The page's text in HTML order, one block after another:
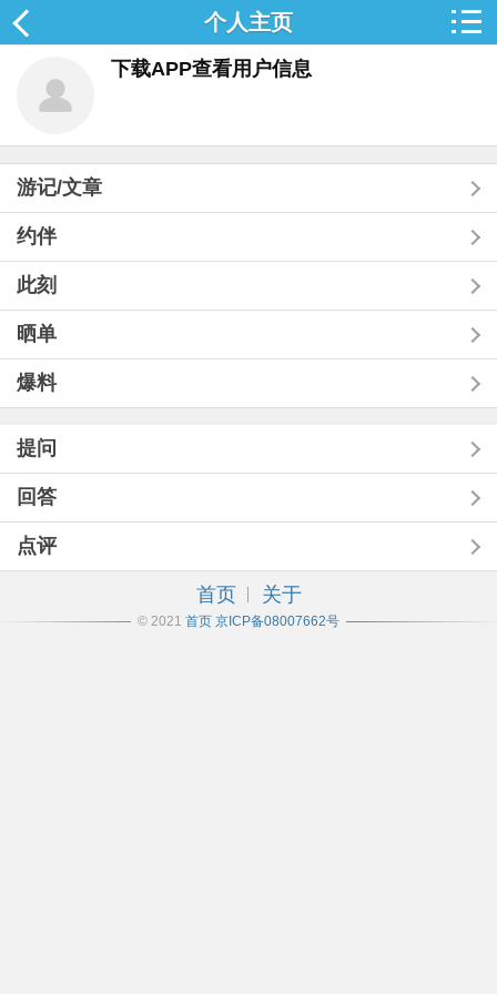
个人主页
下载APP查看用户信息
游记/文章
约伴
此刻
晒单
爆料
提问
回答
点评
首页 关于
© 2021 首页 京ICP备08007662号